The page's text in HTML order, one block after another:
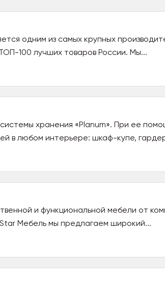
одним из самых крупных
100 лучших товаров России. Мы...
хранения «Planum». При ее
в любом интерьере: шкаф-купе,
и функциональной мебели от
Мебель мы предлагаем широкий...